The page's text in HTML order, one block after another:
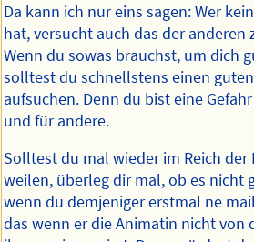
Da kann ich nur eins sagen: Wer
hat, versucht auch das der anderen
Wenn du sowas brauchst, um dich
solltest du schnellstens einen
aufsuchen. Denn du bist eine
und für andere.
Solltest du mal wieder im Reich der
weilen, überleg dir mal, ob es nicht
wenn du demjeniger erstmal ne
das wenn er die Animatin nicht von